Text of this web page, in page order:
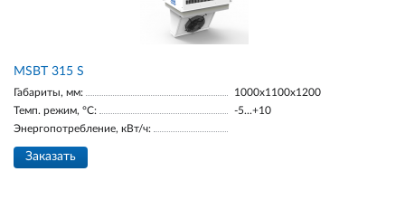
MSBT 315 S
Габариты, мм:
1000х1100х1200
Темп. режим, °С:
-5...+10
Энергопотребление, кВт/ч:
Заказать